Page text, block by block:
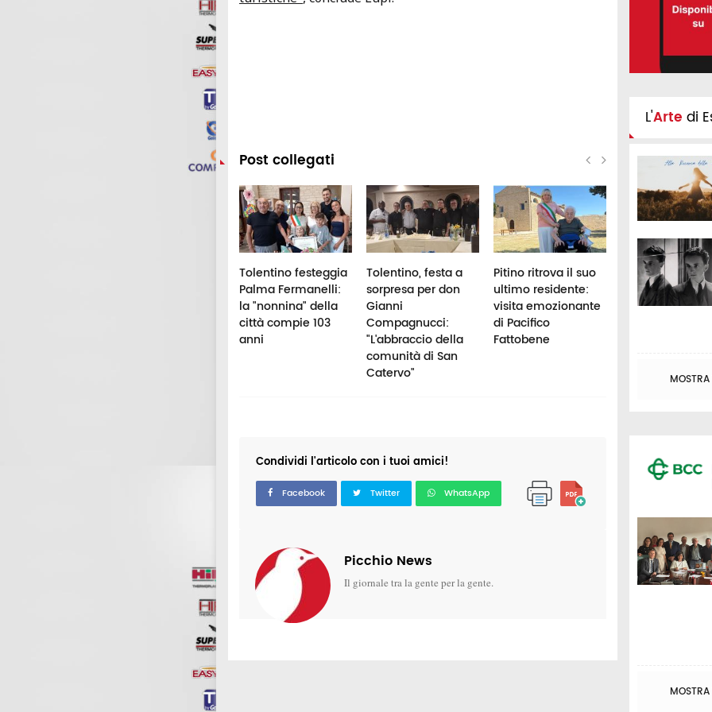
Post collegati
Tolentino festeggia
Palma Fermanelli:
la "nonnina" della
città compie 103
anni
Tolentino, festa a
sorpresa per don
Gianni
Compagnucci:
"L'abbraccio della
comunità di San
Catervo"
Pitino ritrova il suo
ultimo residente:
visita emozionante
di Pacifico
Fattobene
Arriva dalle
il “gamberetto”
sentinella delle
Condividi l'articolo con i tuoi amici!
Facebook Twitter WhatsApp
Picchio News
Il giornale tra la gente per la gente.
L'Arte di